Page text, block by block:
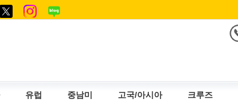
유럽 중남미 고국/아시아 크루즈